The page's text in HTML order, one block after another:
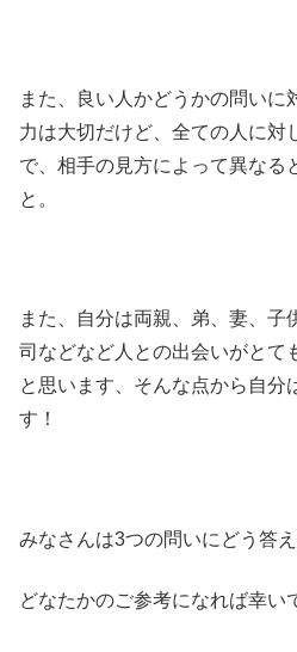
また、良い人かどうかの問いに
力は大切だけど、全ての人に対
で、相手の見方によって異なる
と。
また、自分は両親、弟、妻、子
司などなど人との出会いがとて
と思います、そんな点から自分
す！
みなさんは3つの問いにどう答
どなたかのご参考になれば幸い